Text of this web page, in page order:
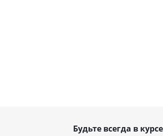
Будьте всегда в